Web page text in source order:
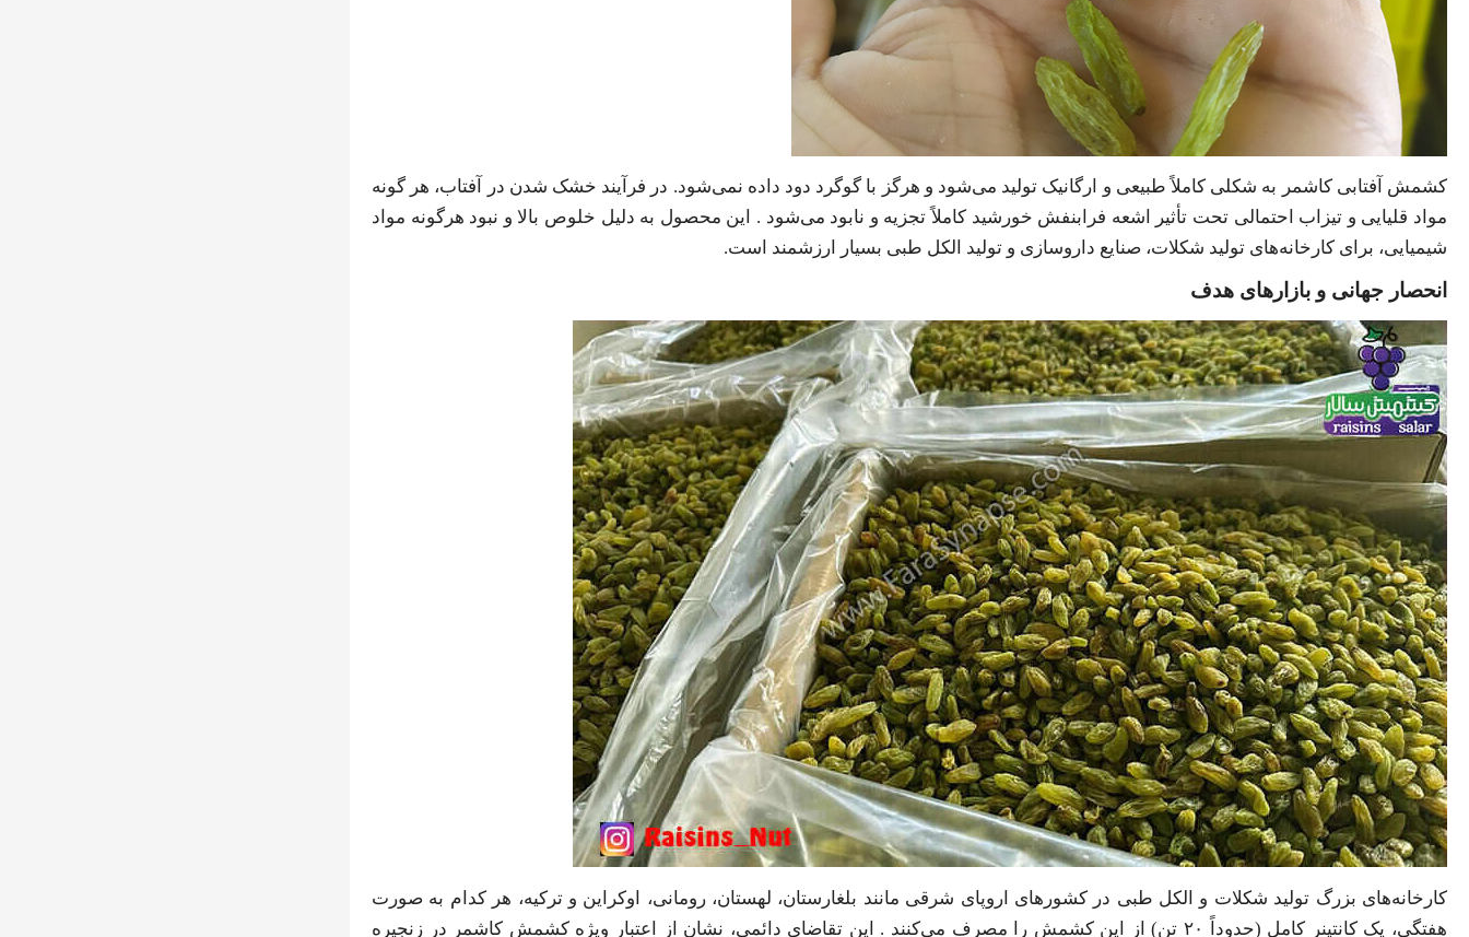
کشمش آفتابی کاشمر به شکلی کاملاً طبیعی و ارگانیک تولید می‌شود و هرگز با گوگرد دود داده نمی‌شود. در فرآیند خشک شدن در آفتاب، هر گونه
مواد قلیایی و تیزاب احتمالی تحت تأثیر اشعه فرابنفش خورشید کاملاً تجزیه و نابود می‌شود . این محصول به دلیل خلوص بالا و نبود هرگونه مواد
شیمیایی، برای کارخانه‌های تولید شکلات، صنایع داروسازی و تولید الکل طبی بسیار ارزشمند است.
انحصار جهانی و بازارهای هدف
کارخانه‌های بزرگ تولید شکلات و الکل طبی در کشورهای اروپای شرقی مانند بلغارستان، لهستان، رومانی، اوکراین و ترکیه، هر کدام به صورت
هفتگی، یک کانتینر کامل (حدوداً ۲۰ تن) از این کشمش را مصرف می‌کنند . این تقاضای دائمی، نشان از اعتبار ویژه کشمش کاشمر در زنجیره